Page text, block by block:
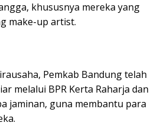
khususnya mereka yang
make-up artist.
Pemkab Bandung telah
melalui BPR Kerta Raharja dan
jaminan, guna membantu para